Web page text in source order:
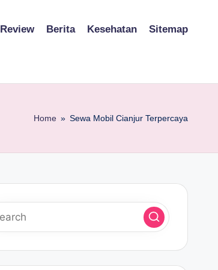
Review Berita Kesehatan Sitemap
Home » Sewa Mobil Cianjur Terpercaya